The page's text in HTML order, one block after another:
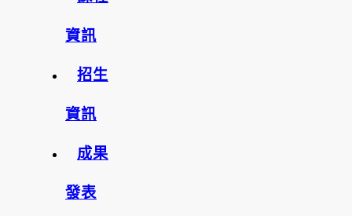
資訊
招生
資訊
成果
發表